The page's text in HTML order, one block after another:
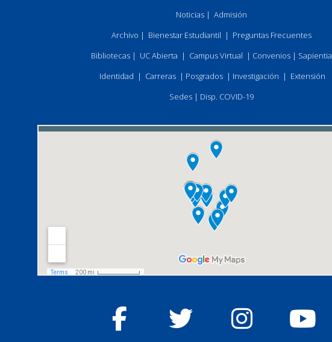
Noticias| Admisión
Archivo | Bienestar Estudiantil | Preguntas Frecuentes
Bibliotecas| UC Abierta | Campus Virtual | Convenios| Sapientia
Identidad | Carreras| Posgrados| Investigación | Extensión
Sedes| Disp. COVID-19